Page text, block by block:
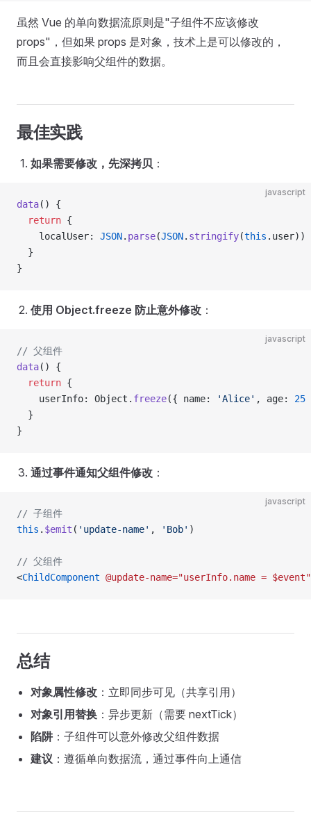
虽然 Vue 的单向数据流原则是"子组件不应该修改
props"，但如果 props 是对象，技术上是可以修改的，
而且会直接影响父组件的数据。
最佳实践
如果需要修改，先深拷贝 ：
javascript
data() {
  return
{
    localUser:
JSON. parse(JSON. stringify(this .user))
  }
}
使用 Object.freeze 防止意外修改 ：
javascript
// 父组件
data() {
  return
{
    userInfo: Object.
freeze({ name: 'Alice' , age: 25
  }
}
通过事件通知父组件修改 ：
javascript
// 子组件
this . $emit ( 'update-name' , 'Bob' )
// 父组件
<ChildComponent @update-name="userInfo.name = $event"
总结
对象属性修改 ：立即同步可见（共享引用）
对象引用替换 ：异步更新（需要 nextTick）
陷阱 ：子组件可以意外修改父组件数据
建议 ：遵循单向数据流，通过事件向上通信